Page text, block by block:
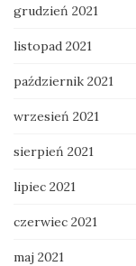
grudzień 2021
listopad 2021
październik 2021
wrzesień 2021
sierpień 2021
lipiec 2021
czerwiec 2021
maj 2021